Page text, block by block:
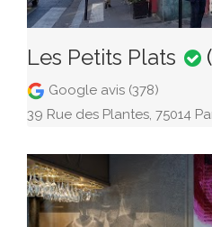
Les Petits Plats
Google avis (378)
39 Rue des Plantes, 75014